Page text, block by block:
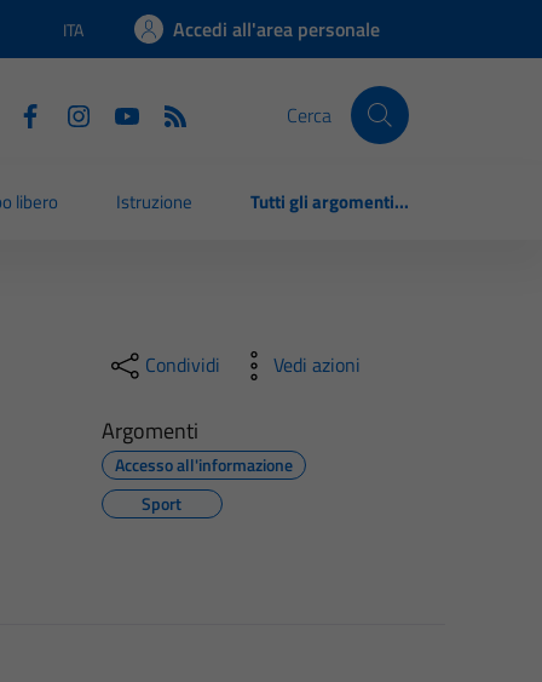
Lingua attiva:
ITA Accedi all'area personale
Cerca
libero Istruzione Tutti gli argomenti...
Condividi Vedi azioni
Argomenti
Accesso all'informazione
Sport